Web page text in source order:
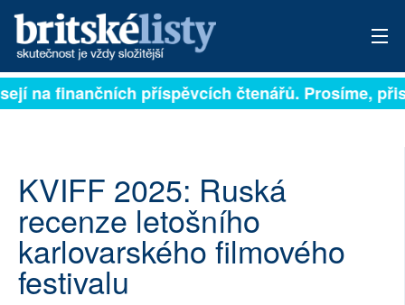
PŘIHLÁSIT
ARCHIV
ROZHOVORY
TÉMATA
na finančních příspěvcích čtenářů. Prosíme,
KVIFF 2025: Ruská
recenze letošního
karlovarského filmového
festivalu